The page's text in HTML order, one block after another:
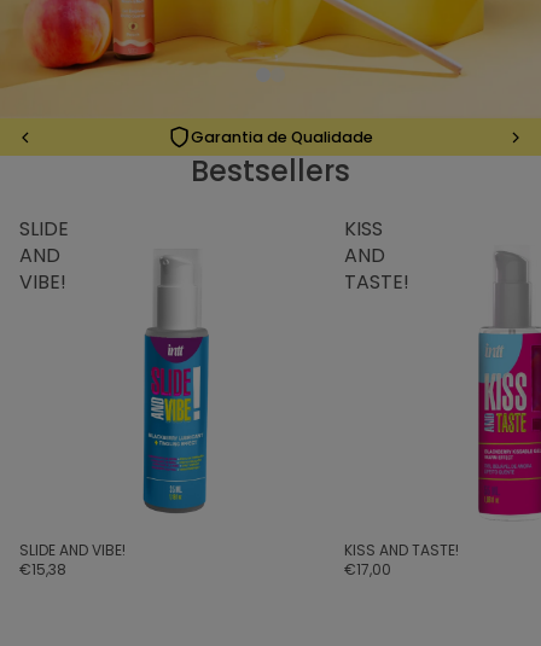
Garantia de Qualidade
Bestsellers
⁠SLIDE
AND
VIBE!
⁠SLIDE AND VIBE!
€15,38
⁠KISS
AND
TASTE!
⁠KISS AND TASTE!
€17,00